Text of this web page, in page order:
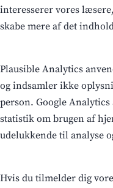
interesserer vores
skabe mere af det
Plausible Analytics
og indsamler ikke
person. Google
statistik om brugen af
udelukkende til analyse
Hvis du tilmelder dig